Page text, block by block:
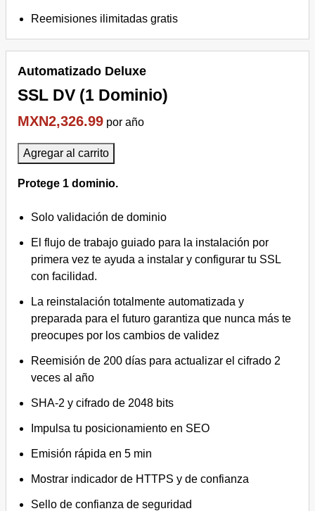
Reemisiones ilimitadas gratis
Automatizado Deluxe
SSL DV (1 Dominio)
MXN2,326.99 por año
Agregar al carrito
Protege 1 dominio.
Solo validación de dominio
El flujo de trabajo guiado para la instalación por
primera vez te ayuda a instalar y configurar tu SSL
con facilidad.
La reinstalación totalmente automatizada y
preparada para el futuro garantiza que nunca más te
preocupes por los cambios de validez
Reemisión de 200 días para actualizar el cifrado 2
veces al año
SHA-2 y cifrado de 2048 bits
Impulsa tu posicionamiento en SEO
Emisión rápida en 5 min
Mostrar indicador de HTTPS y de confianza
Sello de confianza de seguridad